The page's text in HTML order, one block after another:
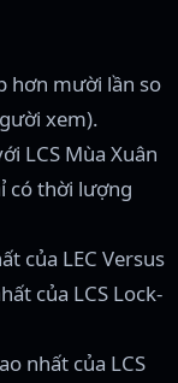
hơn mười lần so
xem).
LCS Mùa Xuân
có thời lượng
của LEC Versus
của LCS Lock-
nhất của LCS